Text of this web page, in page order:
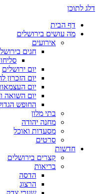
דלג לתוכן
דף הבית
מה עושים בירושלים
אירועים
חגים
יום ירושלים
יום הזכרון
יום
יום השואה
החופש
בתי מלון
מחנה יהודה
מסעדות ואוכל
סרטים
חדשות
קצרים בירושלים
בריאות
הדסה
הרצוג